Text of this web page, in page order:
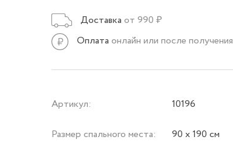
Доставка от 990 ₽
Оплата онлайн или после получения
Артикул: 10196
Размер спального места: 90 х 190 см